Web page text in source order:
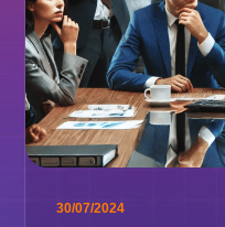
30/07/2024